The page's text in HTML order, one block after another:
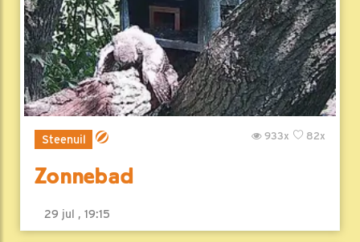
Steenuil 82x
933x
Zonnebad
29 jul , 19:15